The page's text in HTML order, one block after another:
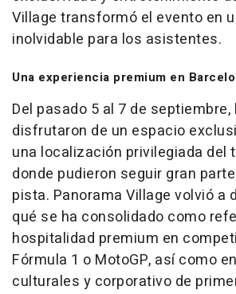
Village transformó el evento en
inolvidable para los asistentes.
Una experiencia premium en
Del pasado 5 al 7 de
disfrutaron de un espacio
una localización privilegiada del
donde pudieron seguir gran
pista. Panorama Village volvió a
qué se ha consolidado como
hospitalidad premium en
Fórmula 1 o MotoGP, así como
culturales y corporativo de